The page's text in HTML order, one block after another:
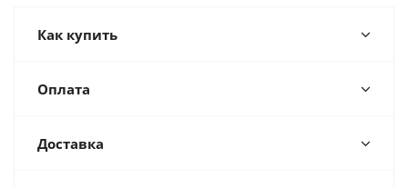
Как купить
Оплата
Доставка